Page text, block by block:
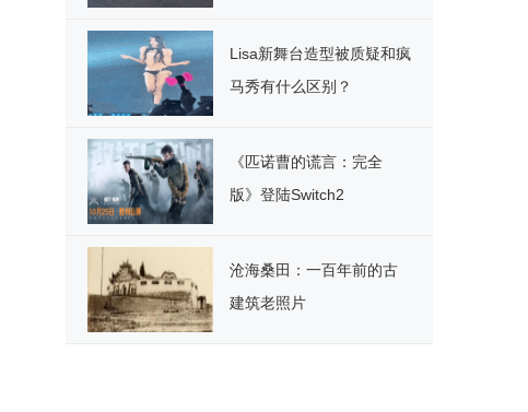
Lisa新舞台造型被质疑和疯
马秀有什么区别？
《匹诺曹的谎言：完全
版》登陆Switch2
沧海桑田：一百年前的古
建筑老照片